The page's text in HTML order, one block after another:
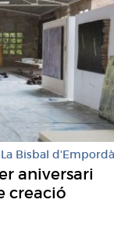
La Bisbal d'Empordà
aniversari
creació